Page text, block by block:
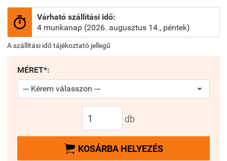

Várható szállítási idő:
4 munkanap (2026. augusztus 14., péntek)
A szállítási idő tájékoztató jellegű
MÉRET*:
db
 KOSÁRBA HELYEZÉS